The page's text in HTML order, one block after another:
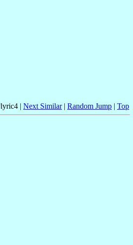
| Next Similar| Random Jump | Top